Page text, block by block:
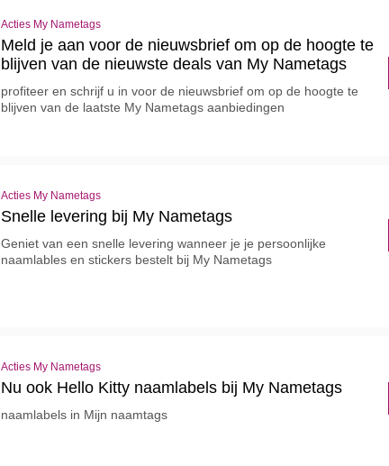
Acties My Nametags
Meld je aan voor de nieuwsbrief om op de hoogte te
blijven van de nieuwste deals van My Nametags
profiteer en schrijf u in voor de nieuwsbrief om op de hoogte te
blijven van de laatste My Nametags aanbiedingen
Acties My Nametags
Snelle levering bij My Nametags
Geniet van een snelle levering wanneer je je persoonlijke
naamlables en stickers bestelt bij My Nametags
Acties My Nametags
Nu ook Hello Kitty naamlabels bij My Nametags
naamlabels in Mijn naamtags